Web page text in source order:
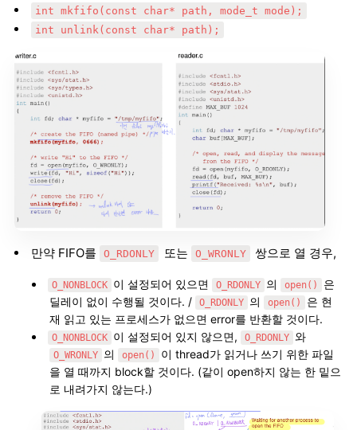
int mkfifo(const char* path, mode_t mode);
int unlink(const char* path);
만약 FIFO를 O_RDONLY 또는 O_WRONLY 쌍으로 열 경우,
O_NONBLOCK 이 설정되어 있으면 O_RDONLY 의 open()
은
딜레이 없이 수행될 것이다. /
O_RDONLY 의 open()
은 현
재 읽고 있는 프로세스가 없으면 error를 반환할 것이다.
O_NONBLOCK 이 설정되어 있지 않으면, O_RDONLY 와
O_WRONLY 의 open()
이 thread가 읽거나 쓰기 위한 파일
을 열 때까지 block할 것이다. (같이 open하지 않는 한 밑으
로 내려가지 않는다.)